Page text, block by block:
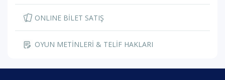
ONLINE BİLET SATIŞ
OYUN METİNLERİ & TELİF HAKLARI